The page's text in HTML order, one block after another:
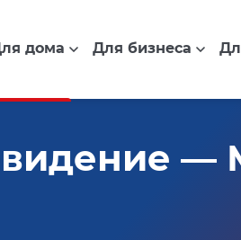
дома Для бизнеса
—